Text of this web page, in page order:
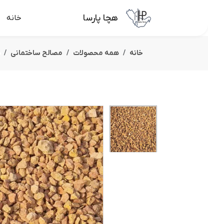
هچا پارسا خانه
خانه همه محصولات مصالح ساختمانی